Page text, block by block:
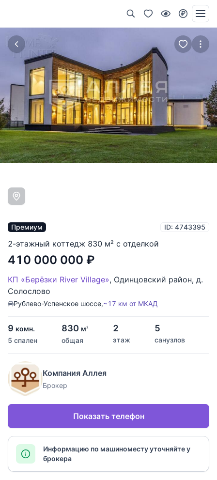
Премиум ID: 4743395
2-этажный коттедж 830 м² с отделкой
410 000 000 ₽
КП «Берёзки River Village», Одинцовский район, д.
Солослово
Рублево-Успенское шоссе,~17 км от МКАД
9 комн.
5 спален
830 м2
общая
2
этаж
5
санузлов
Компания Аллея
Брокер
Показать телефон
Информацию по машиноместу уточняйте у
брокера